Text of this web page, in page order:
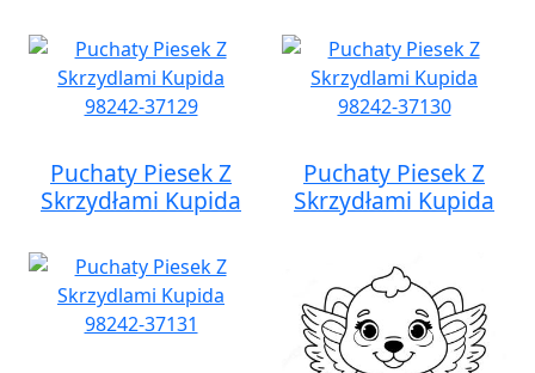
Puchaty Piesek Z
Skrzydłami Kupida
Puchaty Piesek Z
Skrzydłami Kupida